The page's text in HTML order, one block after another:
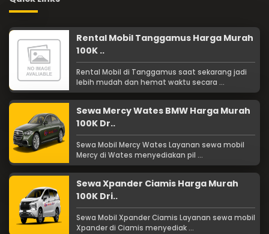
Rental Mobil Tanggamus Harga Murah
100K ..
Rental Mobil di Tanggamus saat sekarang jadi
lebih mudah dan hemat waktu secara ...
Sewa Mercy Wates BMW Harga Murah
100K Dr..
Sewa Mobil Mercy Wates Layanan sewa mobil
Mercy di Wates menyediakan pil ...
Sewa Xpander Ciamis Harga Murah
100K Dri..
Sewa Mobil Xpander Ciamis Layanan sewa mobil
Xpander di Ciamis menyediak ...